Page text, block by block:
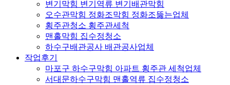
변기막힘 변기역류 변기배관막힘
오수관막힘 정화조막힘 정화조뚫는업체
횡주관청소 횡주관세척
맨홀막힘 집수정청소
하수구배관공사 배관공사업체
작업후기
마포구 하수구막힘 아파트 횡주관 세척업체
서대문하수구막힘 맨홀역류 집수정청소